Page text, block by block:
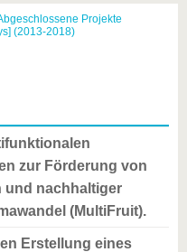
Wissenschaftliche
Weiterbildung
Fachkräfte
BTU
Transferprojekte
Lernen
Sie uns
Werte
erleben
Projekte
(2013-2018)
zur Förderung von
und nachhaltiger
(MultiFruit).
Erstellung eines